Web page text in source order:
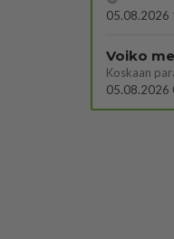
05.08.2026
Voiko
Koskaan
05.08.2026